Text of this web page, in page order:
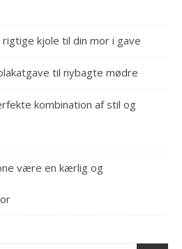
kjole til din mor i gave
til nybagte mødre
kombination af stil og
være en kærlig og